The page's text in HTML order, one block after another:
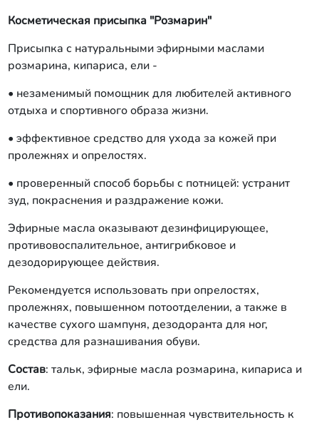
Косметическая присыпка "Розмарин"
Присыпка с натуральными эфирными маслами
розмарина, кипариса, ели -
• незаменимый помощник для любителей активного
отдыха и спортивного образа жизни.
• эффективное средство для ухода за кожей при
пролежнях и опрелостях.
• проверенный способ борьбы с потницей: устранит
зуд, покраснения и раздражение кожи.
Эфирные масла оказывают дезинфицирующее,
противовоспалительное, антигрибковое и
дезодорирующее действия.
Рекомендуется использовать при опрелостях,
пролежнях, повышенном потоотделении, а также в
качестве сухого шампуня, дезодоранта для ног,
средства для разнашивания обуви.
Состав: тальк, эфирные масла розмарина, кипариса и
ели.
Противопоказания: повышенная чувствительность к